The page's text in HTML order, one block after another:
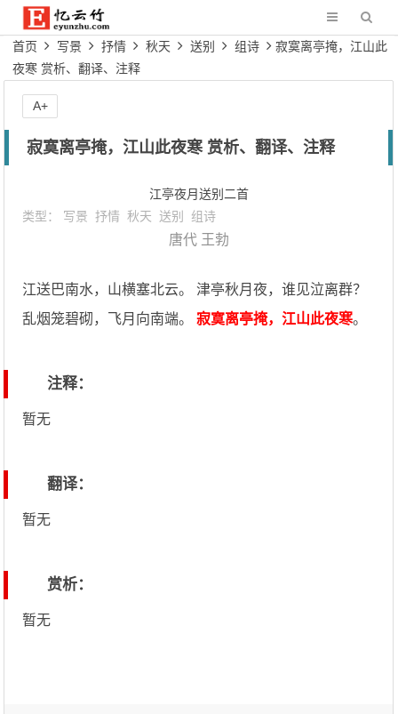
首页 写景 抒情 秋天 送别 组诗
寂寞离亭掩，江山此
夜寒 赏析、翻译、注释
寂寞离亭掩，江山此夜寒 赏析、翻译、注释
江亭夜月送别二首
类型： 写景 抒情 秋天 送别 组诗
唐代 王勃
江送巴南水，山横塞北云。 津亭秋月夜，谁见泣离群？
乱烟笼碧砌，飞月向南端。寂寞离亭掩，江山此夜寒。
注释：
暂无
翻译：
暂无
赏析：
暂无
A+